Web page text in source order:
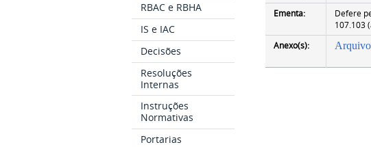
RBAC e RBHA
IS e IAC
Decisões
Resoluções
Internas
Instruções
Normativas
Portarias
Ementa:
Defere
107.103
Anexo(s):
Arquivo